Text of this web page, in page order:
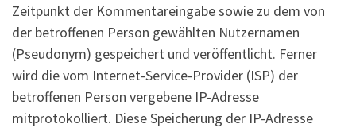
Zeitpunkt der Kommentareingabe sowie zu dem von
der betroffenen Person gewählten Nutzernamen
(Pseudonym) gespeichert und veröffentlicht. Ferner
wird die vom Internet-Service-Provider (ISP) der
betroffenen Person vergebene IP-Adresse
mitprotokolliert. Diese Speicherung der IP-Adresse